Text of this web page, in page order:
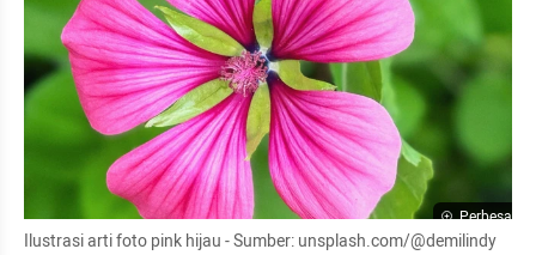
Perbesar
Ilustrasi arti foto pink hijau - Sumber: unsplash.com/@demilindy